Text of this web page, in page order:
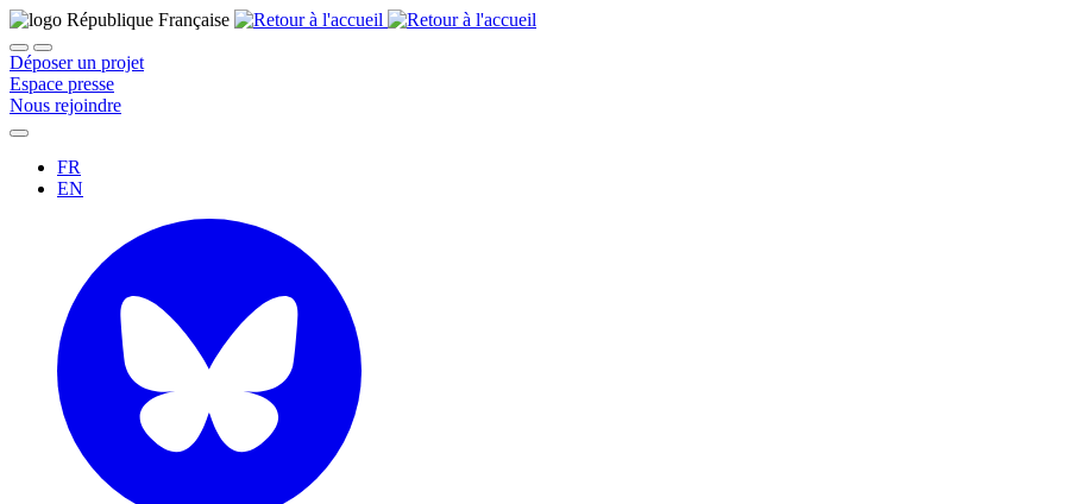
Déposer un projet
Espace presse
Nous rejoindre
FR
EN